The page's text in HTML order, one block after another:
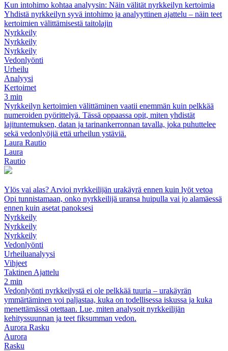
Kun intohimo kohtaa analyysin: Näin välität nyrkkeilyn kertoimia
Yhdistä nyrkkeilyn syvä intohimo ja analyyttinen ajattelu – näin teet
kertoimien välittämisestä taitolajin
Nyrkkeily
Nyrkkeily
Nyrkkeily
Vedonlyönti
Urheilu
Analyysi
Kertoimet
3 min
Nyrkkeilyn kertoimien välittäminen vaatii enemmän kuin pelkkää
numeroiden pyörittelyä. Tässä oppaassa opit, miten yhdistät
lajituntemuksen, datan ja tarinankerronnan tavalla, joka puhuttelee
sekä vedonlyöjiä että urheilun ystäviä.
Laura Rautio
Laura
Rautio
Ylös vai alas? Arvioi nyrkkeilijän urakäyrä ennen kuin lyöt vetoa
Opi tunnistamaan, onko nyrkkeilijä uransa huipulla vai jo alamäessä
ennen kuin asetat panoksesi
Nyrkkeily
Nyrkkeily
Nyrkkeily
Vedonlyönti
Urheiluanalyysi
Vihjeet
Taktinen Ajattelu
2 min
Vedonlyönti nyrkkeilystä ei ole pelkkää tuuria – urakäyrän
ymmärtäminen voi paljastaa, kuka on todellisessa iskussa ja kuka
menettämässä otettaan. Lue, miten analysoit nyrkkeilijän
kehityssuunnan ja teet fiksumman vedon.
Aurora Rasku
Aurora
Rasku